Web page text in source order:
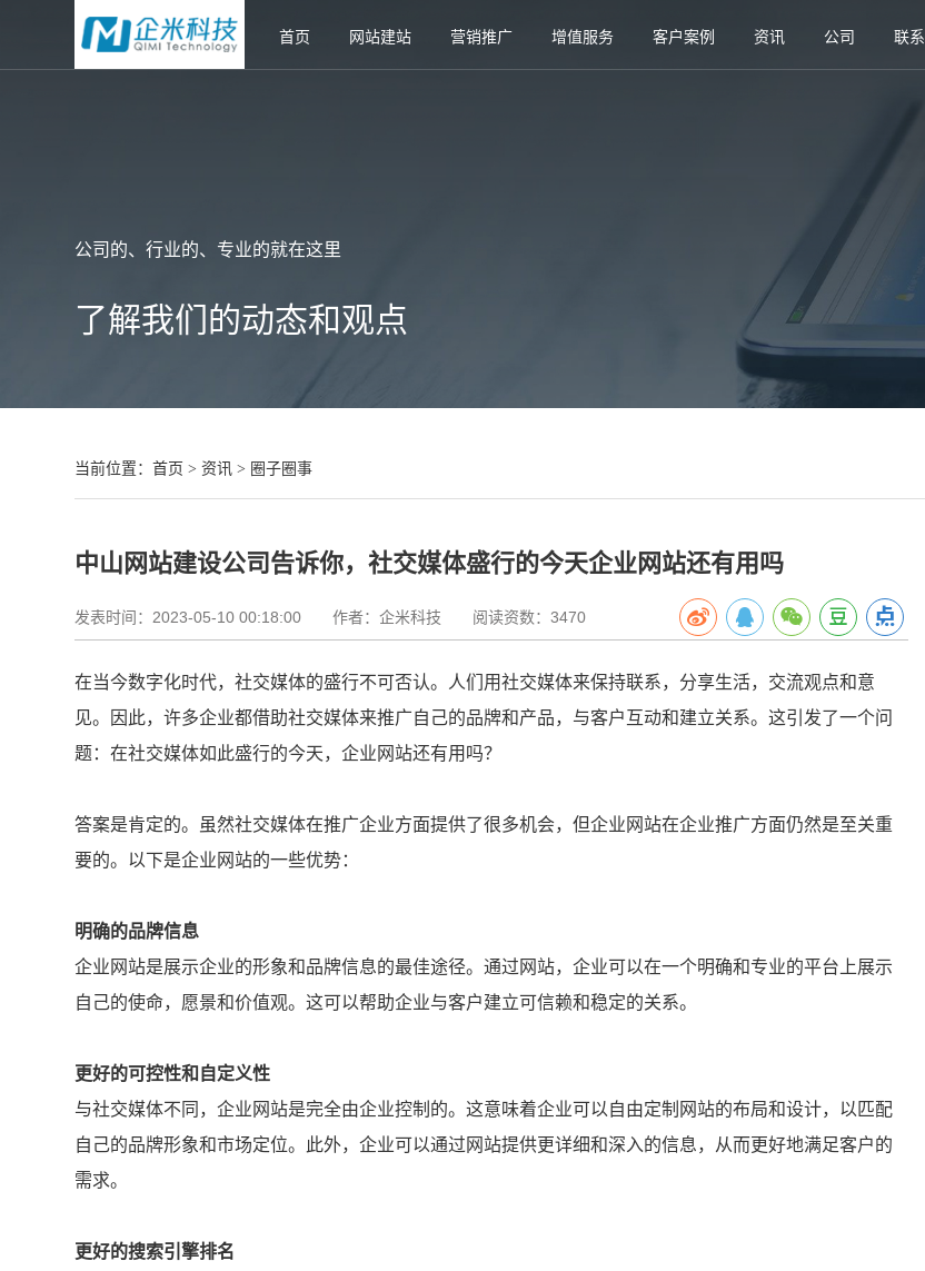
首页 网站建站 营销推广 增值服务 客户案例 资讯 公司 联系
公司的、行业的、专业的就在这里
了解我们的动态和观点
当前位置：首页 资讯 圈子圈事
中山网站建设公司告诉你，社交媒体盛行的今天企业网站还有用吗
发表时间：2023-05-10 00:18:00作者：企米科技 阅读资数：3470
在当今数字化时代，社交媒体的盛行不可否认。人们用社交媒体来保持联系，分享生活，交流观点和意
见。因此，许多企业都借助社交媒体来推广自己的品牌和产品，与客户互动和建立关系。这引发了一个问
题：在社交媒体如此盛行的今天，企业网站还有用吗？
答案是肯定的。虽然社交媒体在推广企业方面提供了很多机会，但企业网站在企业推广方面仍然是至关重
要的。以下是企业网站的一些优势：
明确的品牌信息
企业网站是展示企业的形象和品牌信息的最佳途径。通过网站，企业可以在一个明确和专业的平台上展示
自己的使命，愿景和价值观。这可以帮助企业与客户建立可信赖和稳定的关系。
更好的可控性和自定义性
与社交媒体不同，企业网站是完全由企业控制的。这意味着企业可以自由定制网站的布局和设计，以匹配
自己的品牌形象和市场定位。此外，企业可以通过网站提供更详细和深入的信息，从而更好地满足客户的
需求。
更好的搜索引擎排名